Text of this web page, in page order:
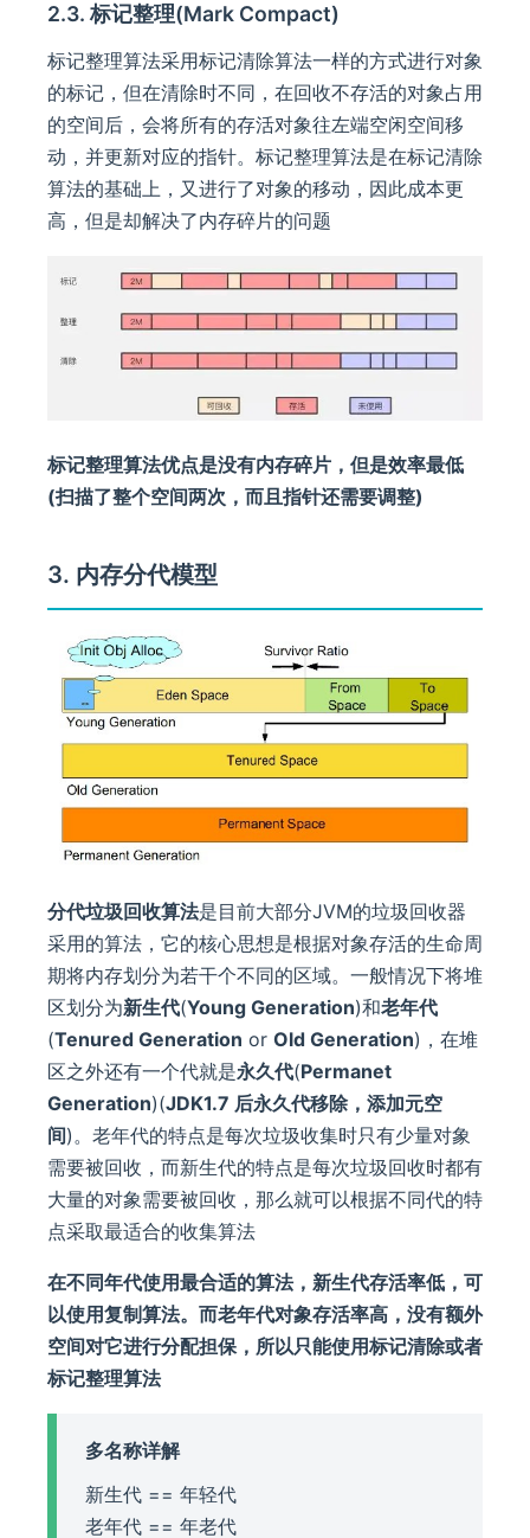
2.3. 标记整理(Mark Compact)
标记整理算法采用标记清除算法一样的方式进行对象
的标记，但在清除时不同，在回收不存活的对象占用
的空间后，会将所有的存活对象往左端空闲空间移
动，并更新对应的指针。标记整理算法是在标记清除
算法的基础上，又进行了对象的移动，因此成本更
高，但是却解决了内存碎片的问题
标记整理算法优点是没有内存碎片，但是效率最低
(扫描了整个空间两次，而且指针还需要调整)
3. 内存分代模型
分代垃圾回收算法是目前大部分JVM的垃圾回收器
采用的算法，它的核心思想是根据对象存活的生命周
期将内存划分为若干个不同的区域。一般情况下将堆
区划分为新生代(Young Generation)和老年代
(Tenured Generation or Old Generation)，在堆
区之外还有一个代就是永久代(Permanet
Generation)(JDK1.7 后永久代移除，添加元空
间)。老年代的特点是每次垃圾收集时只有少量对象
需要被回收，而新生代的特点是每次垃圾回收时都有
大量的对象需要被回收，那么就可以根据不同代的特
点采取最适合的收集算法
在不同年代使用最合适的算法，新生代存活率低，可
以使用复制算法。而老年代对象存活率高，没有额外
空间对它进行分配担保，所以只能使用标记清除或者
标记整理算法
多名称详解
新生代 == 年轻代
老年代 == 年老代